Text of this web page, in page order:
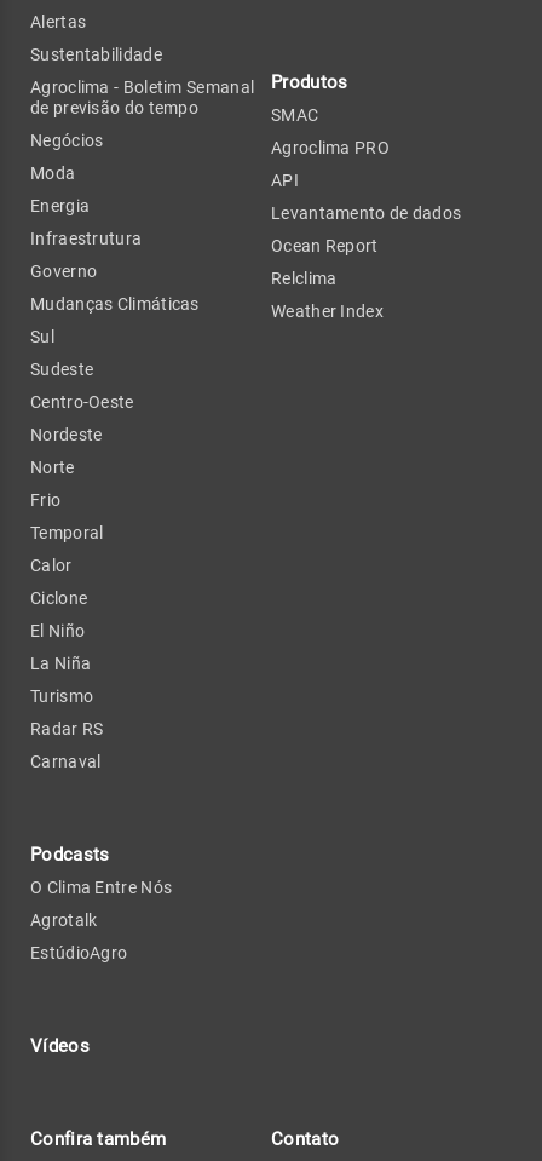
Alertas
Sustentabilidade
Agroclima - Boletim Semanal
de previsão do tempo
Negócios
Moda
Energia
Infraestrutura
Governo
Mudanças Climáticas
Sul
Sudeste
Centro-Oeste
Nordeste
Norte
Frio
Temporal
Calor
Ciclone
El Niño
La Niña
Turismo
Radar RS
Carnaval
Podcasts
O Clima Entre Nós
Agrotalk
EstúdioAgro
Vídeos
Produtos
SMAC
Agroclima PRO
API
Levantamento de dados
Ocean Report
Relclima
Weather Index
Confira também Contato